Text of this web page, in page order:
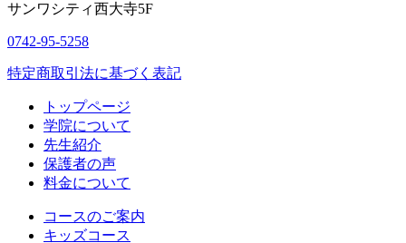
サンワシティ西大寺5F
0742-95-5258
特定商取引法に基づく表記
トップページ
学院について
先生紹介
保護者の声
料金について
コースのご案内
キッズコース